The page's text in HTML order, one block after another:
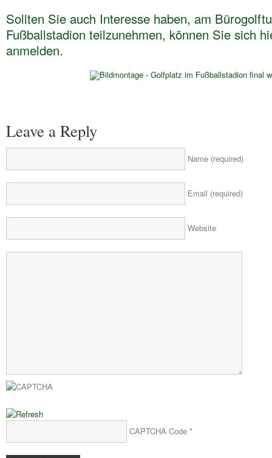
Sollten Sie auch Interesse haben, am
Fußballstadion teilzunehmen, können Sie sich
anmelden.
Leave a Reply
Name (required)
Email (required)
Website
CAPTCHA Code *